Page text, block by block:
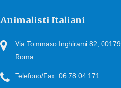
Animalisti Italiani
Via Tommaso Inghirami 82, 00179
Roma
Telefono/Fax: 06.78.04.171